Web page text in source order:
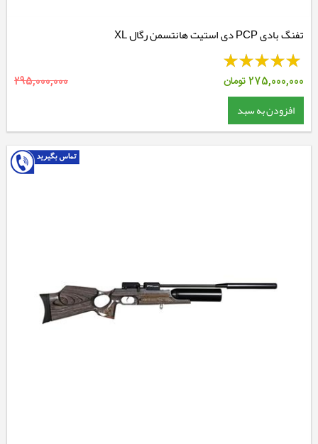
تفنگ بادی PCP دی استیت هانتسمن رگال XL
275,000,000تومان 295,000,000
افزودن به سبد